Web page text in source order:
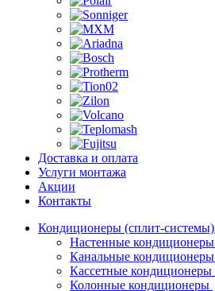
Доставка и оплата
Услуги монтажа
Акции
Контакты
Кондиционеры (сплит-системы)
Настенные кондиционеры
Канальные кондиционеры
Кассетные кондиционеры
Колонные кондиционеры